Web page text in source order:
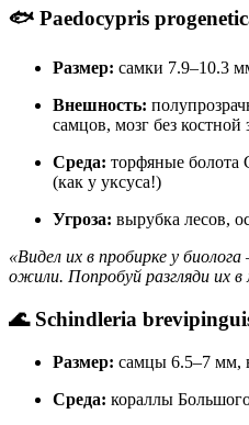
🐟 Paedocypris
Размер: самки 7.9–10.3
Внешность:
самцов, мозг без
Среда: торфяные болота
(как у уксуса!)
Угроза: вырубка лесов,
«Видел их в пробирке у
ожили. Попробуй разгляди их
🌊 Schindleria
Размер: самцы 6.5–7 мм,
Среда: кораллы